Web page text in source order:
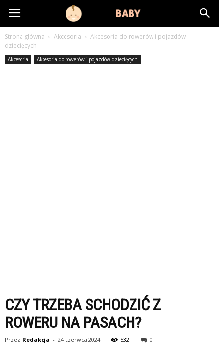
littlebaby.pl
Strona główna Akcesoria
Akcesoria do rowerów i pojazdów
dziecięcych
Akcesoria Akcesoria do rowerów i pojazdów dziecięcych
CZY TRZEBA SCHODZIĆ Z
ROWERU NA PASACH?
Przez Redakcja - 24 czerwca 2024 532 0